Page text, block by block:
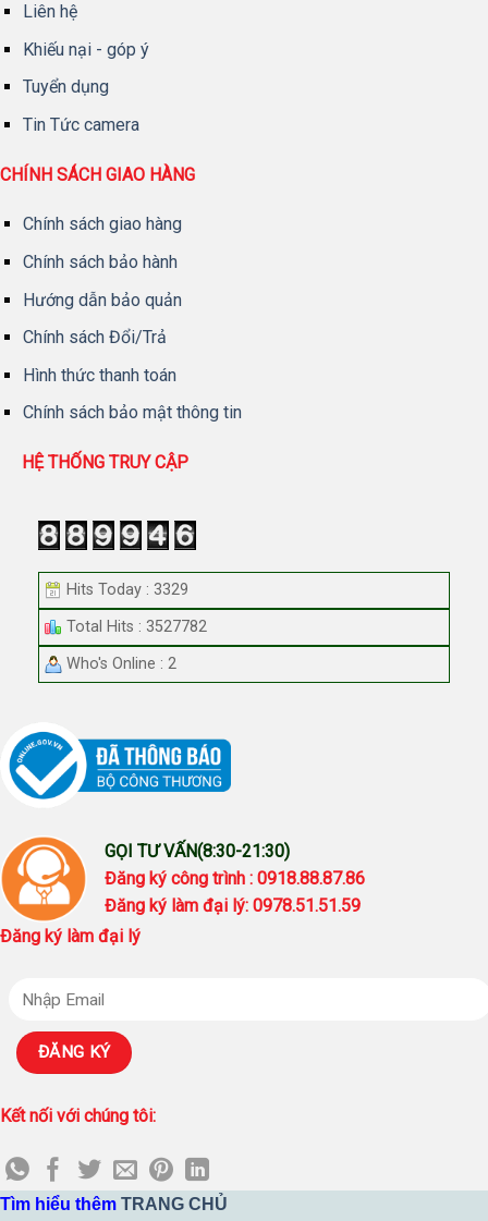
Liên hệ
Khiếu nại - góp ý
Tuyển dụng
Tin Tức camera
CHÍNH SÁCH GIAO HÀNG
Chính sách giao hàng
Chính sách bảo hành
Hướng dẫn bảo quản
Chính sách Đổi/Trả
Hình thức thanh toán
Chính sách bảo mật thông tin
HỆ THỐNG TRUY CẬP
Hits Today : 3329
Total Hits : 3527782
Who's Online : 2
GỌI TƯ VẤN(8:30-21:30)
Đăng ký công trình : 0918.88.87.86
Đăng ký làm đại lý: 0978.51.51.59
Đăng ký làm đại lý
Kết nối với chúng tôi:
Tìm hiểu thêm TRANG CHỦ